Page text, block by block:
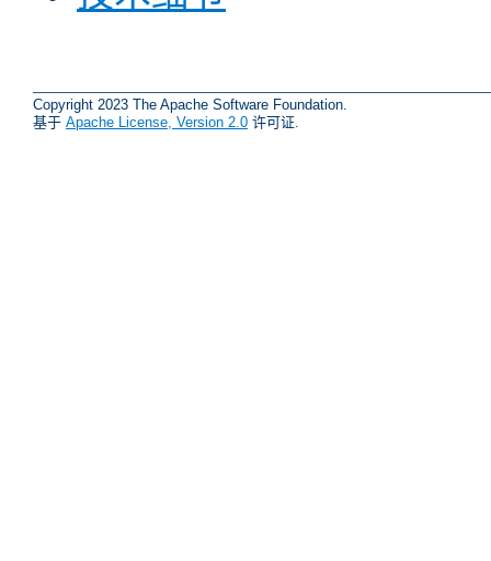
Copyright 2023 The Apache Software Foundation.
基于 Apache License, Version 2.0 许可证.